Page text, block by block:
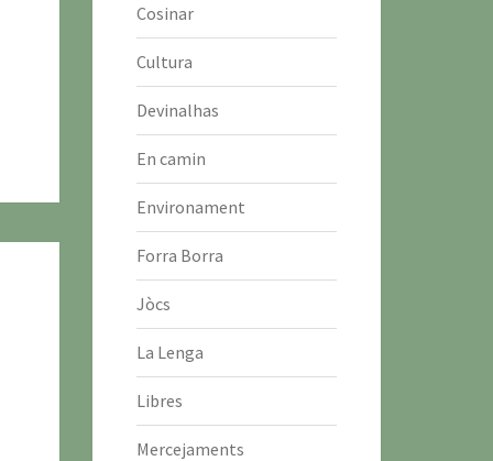
Cosinar
Cultura
Devinalhas
En camin
Environament
Forra Borra
Jòcs
La Lenga
Libres
Mercejaments